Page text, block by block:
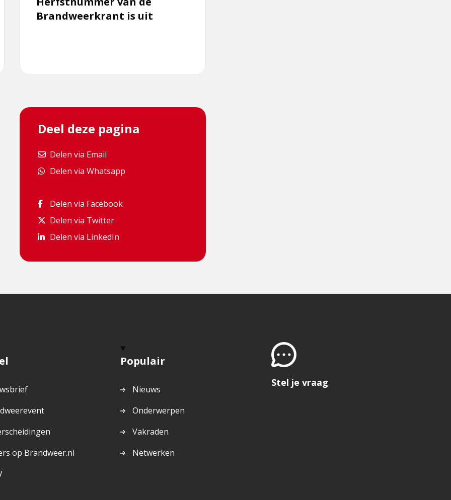
Brandweerkrant is uit
Deel deze pagina
Delen via Email
Delen via Email
Delen via Whatsapp
Delen via Whatsapp
Delen via Facebook
Delen via Facebook
Delen via Twitter
Delen via Twitter
Delen via LinkedIn
Delen via LinkedIn
op Brandweer.nl
Populair
Nieuws
Onderwerpen
Vakraden
Netwerken
Stel je vraag